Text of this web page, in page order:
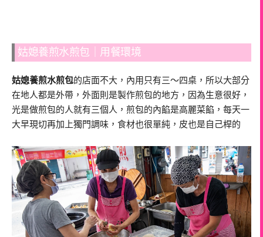
姑媳養煎水煎包｜用餐環境
姑媳養煎水煎包的店面不大，內用只有三～四桌，所以大部分
在地人都是外帶，外面則是製作煎包的地方，因為生意很好，
光是做煎包的人就有三個人，煎包的內餡是高麗菜餡，每天一
大早現切再加上獨門調味，食材也很單純，皮也是自己桿的